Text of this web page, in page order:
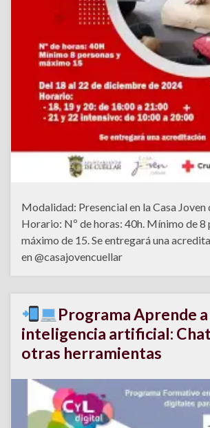
Modalidad: Presencial en la Casa Joven
Horario: Nº de horas: 40h. Mínimo de 8
máximo de 15. Se entregará una
en @casajovencuellar
Programa Aprende
inteligencia artificial:
otras herramientas